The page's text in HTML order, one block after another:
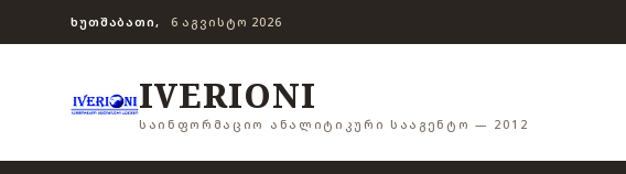
ᲮᲣᲗᲨᲐᲑᲐᲗᲘ, 6 ᲐᲒᲕᲘᲡᲢᲝ 2026
IVERIONI
ᲡᲐᲘᲜᲤᲝᲠᲛᲐᲪᲘᲝ ᲐᲜᲐᲚᲘᲢᲘᲙᲣᲠᲘ ᲡᲐᲐᲒᲔᲜᲢᲝ — 2012